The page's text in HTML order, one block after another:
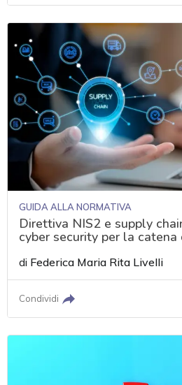
GUIDA ALLA NORMATIVA
Direttiva NIS2 e supply
cyber security per la catena
di Federica Maria Rita Livelli
Condividi